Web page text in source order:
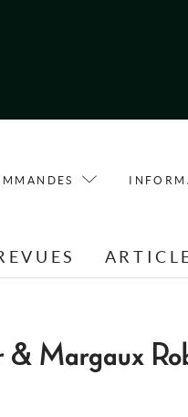
Margaux